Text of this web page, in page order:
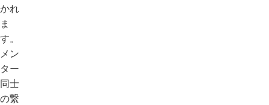
かれ
ま
す。
メン
ター
同士
の繋